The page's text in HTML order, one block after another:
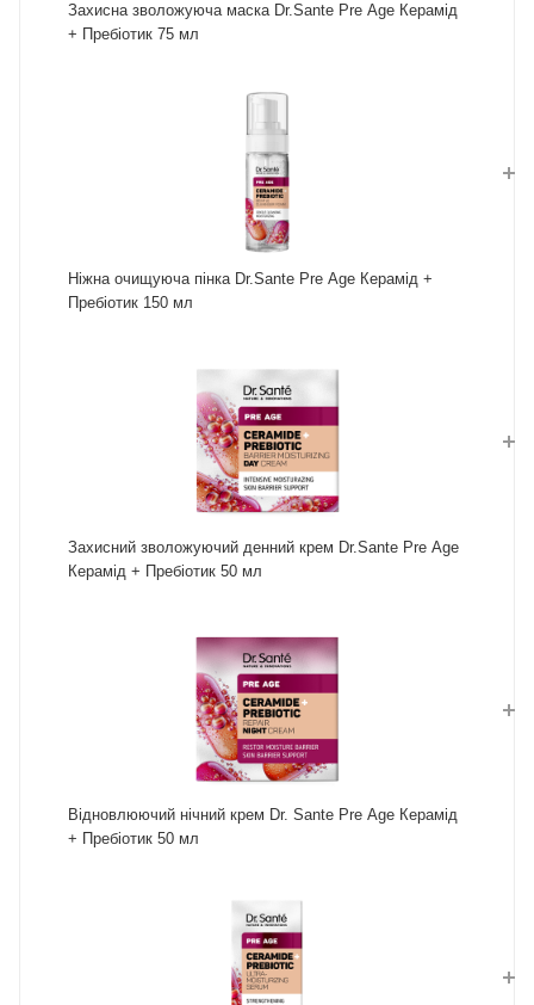
Захисна зволожуюча маска Dr.Sante Pre Age Керамід
+ Пребіотик 75 мл
Ніжна очищуюча пінка Dr.Sante Pre Age Керамід +
Пребіотик 150 мл
Захисний зволожуючий денний крем Dr.Sante Pre Age
Керамід + Пребіотик 50 мл
Відновлюючий нічний крем Dr. Sante Pre Age Керамід
+ Пребіотик 50 мл